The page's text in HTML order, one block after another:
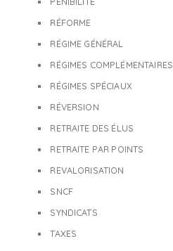
RÉFORME
RÉGIME GÉNÉRAL
RÉGIMES COMPLÉMENTAIRES
RÉGIMES SPÉCIAUX
RÉVERSION
RETRAITE DES ÉLUS
RETRAITE PAR POINTS
REVALORISATION
SNCF
SYNDICATS
TAXES